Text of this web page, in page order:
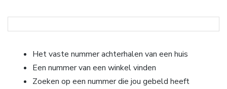
Het vaste nummer achterhalen van een huis
Een nummer van een winkel vinden
Zoeken op een nummer die jou gebeld heeft